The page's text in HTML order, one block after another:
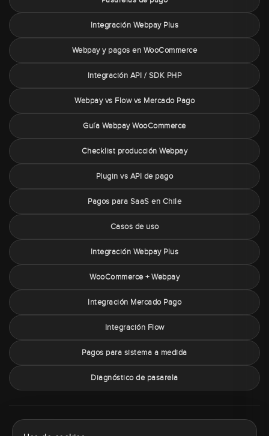
Integración Webpay Plus
Webpay y pagos en WooCommerce
Integración API / SDK PHP
Webpay vs Flow vs Mercado Pago
Guía Webpay WooCommerce
Checklist producción Webpay
Plugin vs API de pago
Pagos para SaaS en Chile
Casos de uso
Integración Webpay Plus
WooCommerce + Webpay
Integración Mercado Pago
Integración Flow
Pagos para sistema a medida
Diagnóstico de pasarela